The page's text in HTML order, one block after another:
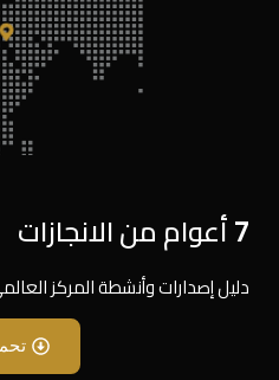
7 أعوام من الانجازات
دليل إصدارات وأنشطة المركز